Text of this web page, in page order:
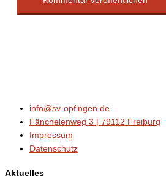
info@sv-opfingen.de
Fänchelenweg 3 | 79112 Freiburg
Impressum
Datenschutz
Aktuelles